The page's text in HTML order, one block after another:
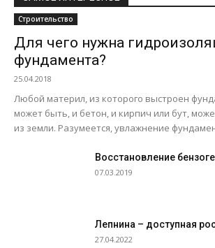
Строительство
Для чего нужна
фундамента?
25.04.2018
Любой материл, из которого выстроен
может быть, и бетон, и кирпич или бут,
из земли. Разумеется, увлажнение
Восстановление
07.03.2019
Лепнина – доступная
27.04.2022